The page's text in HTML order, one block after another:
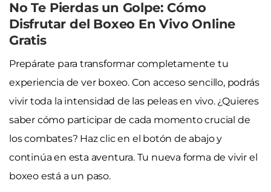
No Te Pierdas un Golpe: Cómo
Disfrutar del Boxeo En Vivo Online
Gratis
Prepárate para transformar completamente tu
experiencia de ver boxeo. Con acceso sencillo, podrás
vivir toda la intensidad de las peleas en vivo. ¿Quieres
saber cómo participar de cada momento crucial de
los combates? Haz clic en el botón de abajo y
continúa en esta aventura. Tu nueva forma de vivir el
boxeo está a un paso.